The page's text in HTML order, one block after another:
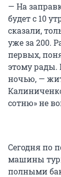
— На
будет с 10
сказали,
уже за 200.
первых,
этому рады.
ночью, —
сотню» не
Сегодня по
машины
полными